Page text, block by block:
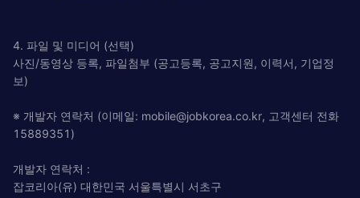
4. 파일 및 미디어 (선택)
사진/동영상 등록, 파일첨부 (공고등록, 공고지원, 이력서, 기업정
보)
※ 개발자 연락처 (이메일: mobile@jobkorea.co.kr, 고객센터 전화
15889351)
개발자 연락처 :
잡코리아(유) 대한민국 서울특별시 서초구